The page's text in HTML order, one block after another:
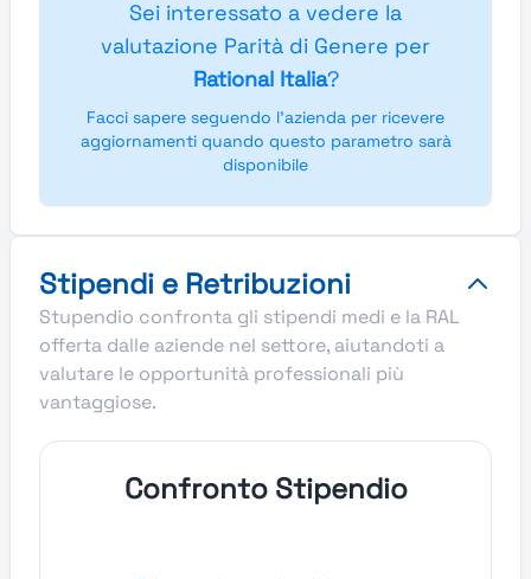
Sei interessato a vedere la
valutazione Parità di Genere per
Rational Italia?
Facci sapere seguendo l'azienda per ricevere
aggiornamenti quando questo parametro sarà
disponibile
Stipendi e Retribuzioni
Stupendio confronta gli stipendi medi e la RAL
offerta dalle aziende nel settore, aiutandoti a
valutare le opportunità professionali più
vantaggiose.
Confronto Stipendio